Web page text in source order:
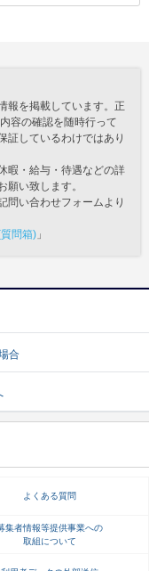
報を掲載しています。正
容の確認を随時行って
証しているわけではあり
暇・給与・待遇などの詳
い致します。
問い合わせフォームより
問箱) 」
合
よくある質問
集者情報等提供事業への
取組について